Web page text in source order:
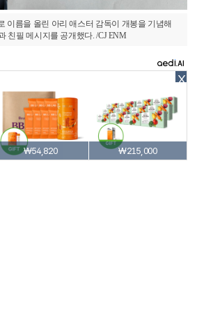
이름을 올린 아리 애스터 감독이 개봉을 기념해
친필 메시지를 공개했다. /CJ ENM
X
₩54,820 ₩215,000